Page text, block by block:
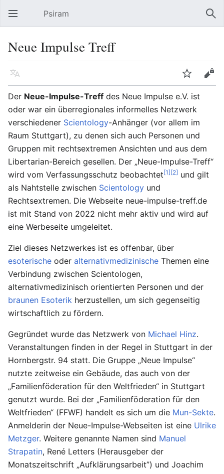
Hauptmenü öffnen Psiram
Neue Impulse Treff
Sprache Beobachten
Bearbeiten
Der Neue-Impulse-Treff des Neue Impulse e.V. ist
oder war ein überregionales informelles Netzwerk
verschiedener Scientology-Anhänger (vor allem im
Raum Stuttgart), zu denen sich auch Personen und
Gruppen mit rechtsextremen Ansichten und aus dem
Libertarian-Bereich gesellen. Der „Neue-Impulse-Treff“
wird vom Verfassungsschutz beobachtet[1][2] und gilt
als Nahtstelle zwischen Scientology und
Rechtsextremen. Die Webseite neue-impulse-treff.de
ist mit Stand von 2022 nicht mehr aktiv und wird auf
eine Werbeseite umgeleitet.
Ziel dieses Netzwerkes ist es offenbar, über
esoterische oder alternativmedizinische Themen eine
Verbindung zwischen Scientologen,
alternativmedizinisch orientierten Personen und der
braunen Esoterik herzustellen, um sich gegenseitig
wirtschaftlich zu fördern.
Gegründet wurde das Netzwerk von Michael Hinz.
Veranstaltungen finden in der Regel in Stuttgart in der
Hornbergstr. 94 statt. Die Gruppe „Neue Impulse“
nutzte zeitweise ein Gebäude, das auch von der
„Familienföderation für den Weltfrieden“ in Stuttgart
genutzt wurde. Bei der „Familienföderation für den
Weltfrieden“ (FFWF) handelt es sich um die Mun-Sekte.
Anmelderin der Neue-Impulse-Webseiten ist eine Ulrike
Metzger. Weitere genannte Namen sind Manuel
Strapatin, René Letters (Herausgeber der
Monatszeitschrift „Aufklärungsarbeit”) und Joachim